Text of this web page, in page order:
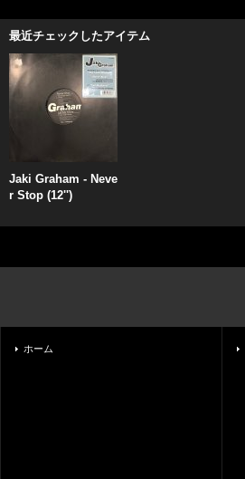
最近チェックしたアイテム
Jaki Graham - Neve
r Stop (12'')
ホーム